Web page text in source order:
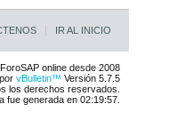
IR AL INICIO
ForoSAP online desde 2008
vBulletin™ Versión 5.7.5
los derechos reservados.
fue generada en 02:19:57.